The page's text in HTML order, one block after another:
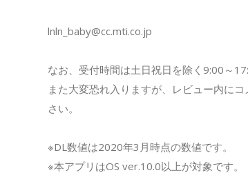
lnln_baby@cc.mti.co.jp
なお、受付時間は土日祝日を除く9:00～
また大変恐れ入りますが、レビュー内に
さい。
※DL数値は2020年3月時点の数値です。
※本アプリはOS ver.10.0以上が対象です。